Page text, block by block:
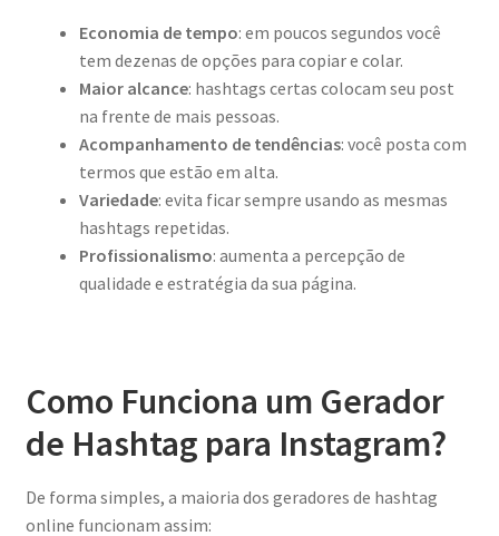
Economia de tempo: em poucos segundos você
tem dezenas de opções para copiar e colar.
Maior alcance: hashtags certas colocam seu post
na frente de mais pessoas.
Acompanhamento de tendências: você posta com
termos que estão em alta.
Variedade: evita ficar sempre usando as mesmas
hashtags repetidas.
Profissionalismo: aumenta a percepção de
qualidade e estratégia da sua página.
Como Funciona um Gerador
de Hashtag para Instagram?
De forma simples, a maioria dos geradores de hashtag
online funcionam assim: